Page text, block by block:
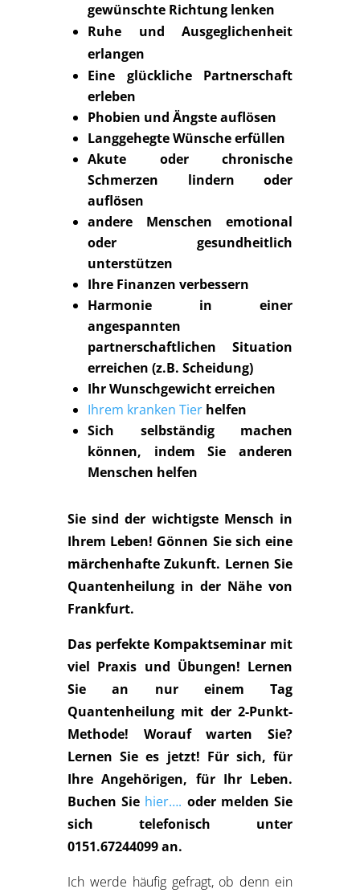
gewünschte Richtung lenken
Ruhe und Ausgeglichenheit
erlangen
Eine glückliche Partnerschaft
erleben
Phobien und Ängste auflösen
Langgehegte Wünsche erfüllen
Akute oder chronische
Schmerzen lindern oder
auflösen
andere Menschen emotional
oder gesundheitlich
unterstützen
Ihre Finanzen verbessern
Harmonie in einer
angespannten
partnerschaftlichen Situation
erreichen (z.B. Scheidung)
Ihr Wunschgewicht erreichen
Ihrem kranken Tier helfen
Sich selbständig machen
können, indem Sie anderen
Menschen helfen
Sie sind der wichtigste Mensch in
Ihrem Leben! Gönnen Sie sich eine
märchenhafte Zukunft. Lernen Sie
Quantenheilung in der Nähe von
Frankfurt.
Das perfekte Kompaktseminar mit
viel Praxis und Übungen! Lernen
Sie an nur einem Tag
Quantenheilung mit der 2-Punkt-
Methode! Worauf warten Sie?
Lernen Sie es jetzt! Für sich, für
Ihre Angehörigen, für Ihr Leben.
Buchen Sie hier…. oder melden Sie
sich telefonisch unter
0151.67244099 an.
Ich werde häufig gefragt, ob denn ein